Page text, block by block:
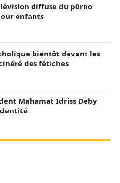
diffuse du p0rno
enfants
bientôt devant les
des fétiches
Mahamat Idriss Deby